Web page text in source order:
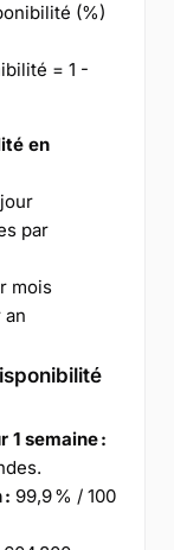
(%)
= 1 -
en
par
mois
an
1 semaine :
: 99,9 % / 100